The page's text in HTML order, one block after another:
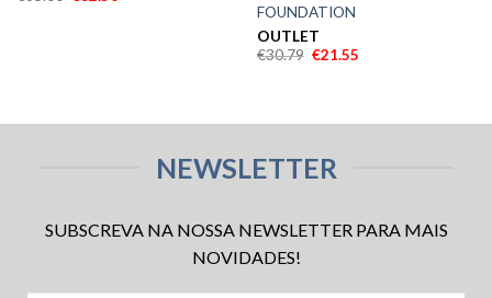
FOUNDATION
OUTLET
€30.79 €21.55
NEWSLETTER
SUBSCREVA NA NOSSA NEWSLETTER PARA MAIS
NOVIDADES!